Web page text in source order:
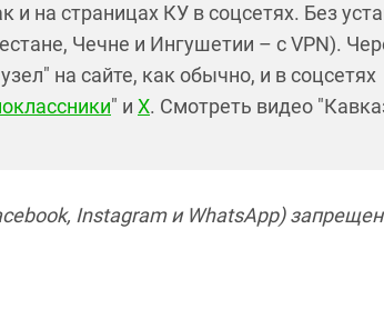
и на страницах КУ в соцсетях. Без
Чечне и Ингушетии – с VPN).
на сайте, как обычно, и в соцсетях
" и X. Смотреть видео
Instagram и WhatsApp)